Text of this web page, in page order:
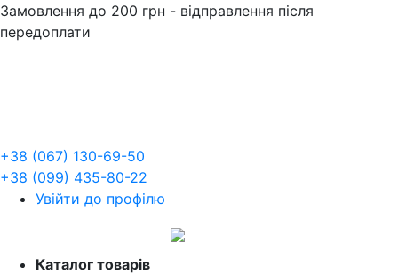
Замовлення до 200 грн - відправлення після
передоплати
+38 (067) 130-69-50
+38 (099) 435-80-22
Увійти до профілю
Каталог товарів